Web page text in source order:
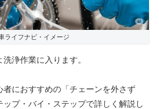
ライフナビ・イメージ
浄作業に入ります。
者におすすめの「チェーンを外さず
プ・バイ・ステップで詳しく解説し